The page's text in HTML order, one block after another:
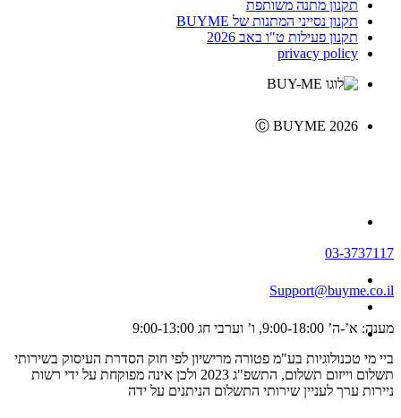
תקנון מתנה משותפת
תקנון נסייני המתנות של BUYME
תקנון פעילות ט"ו באב 2026
privacy policy
Ⓒ BUYME 2026
03-3737117
Support@buyme.co.il
מענה: א’-ה’ 9:00-18:00, ו’ וערבי חג 9:00-13:00
ביי מי טכנולוגיות בע"מ פטורה מרישיון לפי חוק הסדרת העיסוק בשירותי
תשלום וייזום תשלום, התשפ"ג 2023 ולכן אינה מפוקחת על ידי רשות
ניירות ערך לעניין שירותי התשלום הניתנים על ידה